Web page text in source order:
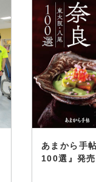
あまから手
100選』発